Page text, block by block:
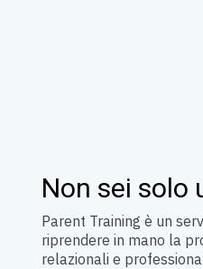
Non sei solo
Parent Training è un
riprendere in mano la
relazionali e